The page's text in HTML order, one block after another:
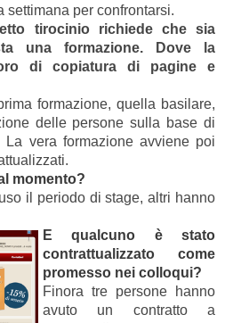
settimana per confrontarsi.
tirocinio richiede che sia
una formazione. Dove la
di copiatura di pagine e
formazione, quella basilare,
delle persone sulla base di
vera formazione avviene poi
momento?
il periodo di stage, altri hanno
E qualcuno è stato
contrattualizzato come
promesso nei colloqui?
Finora tre persone hanno
avuto un contratto a